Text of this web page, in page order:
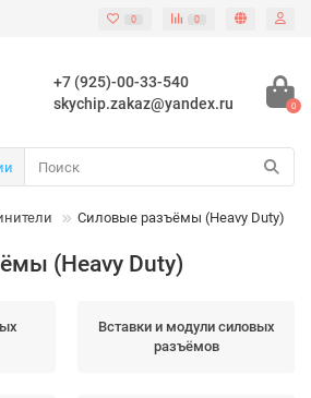
0 0
+7 (925)-00-33-540
skychip.zakaz@yandex.ru
0
Силовые разъёмы (Heavy Duty)
(Heavy Duty)
Вставки и модули силовых
разъёмов